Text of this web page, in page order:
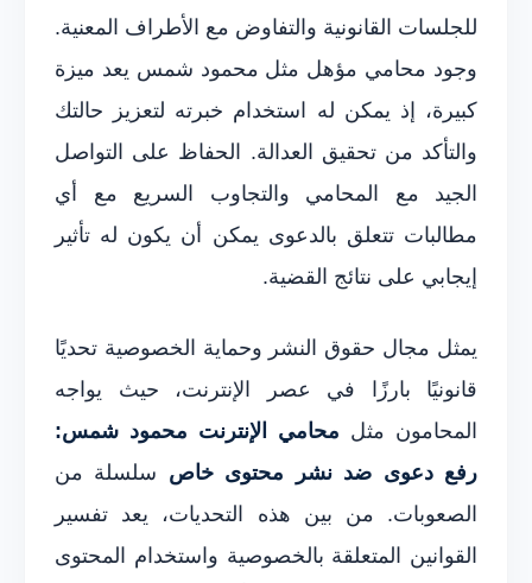
للجلسات القانونية والتفاوض مع الأطراف المعنية.
وجود محامي مؤهل مثل محمود شمس يعد ميزة
كبيرة، إذ يمكن له استخدام خبرته لتعزيز حالتك
والتأكد من تحقيق العدالة. الحفاظ على التواصل
الجيد مع المحامي والتجاوب السريع مع أي
مطالبات تتعلق بالدعوى يمكن أن يكون له تأثير
إيجابي على نتائج القضية.
يمثل مجال حقوق النشر وحماية الخصوصية تحديًا
قانونيًا بارزًا في عصر الإنترنت، حيث يواجه
المحامون مثل محامي الإنترنت محمود شمس:
رفع دعوى ضد نشر محتوى خاص سلسلة من
الصعوبات. من بين هذه التحديات، يعد تفسير
القوانين المتعلقة بالخصوصية واستخدام المحتوى